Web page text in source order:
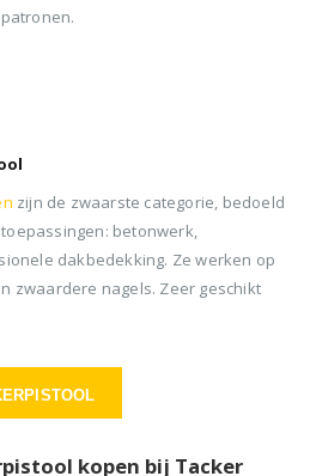
zijn de zwaarste categorie, bedoeld
betonwerk,
dakbedekking. Ze werken op
zwaardere nagels. Zeer geschikt
kopen bij Tacker